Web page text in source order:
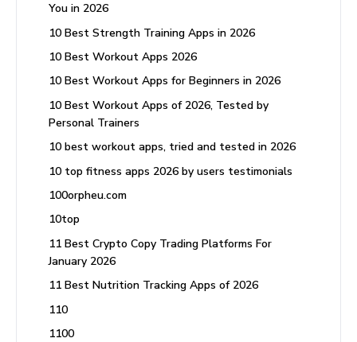
You in 2026
10 Best Strength Training Apps in 2026
10 Best Workout Apps 2026
10 Best Workout Apps for Beginners in 2026
10 Best Workout Apps of 2026, Tested by
Personal Trainers
10 best workout apps, tried and tested in 2026
10 top fitness apps 2026 by users testimonials
100orpheu.com
10top
11 Best Crypto Copy Trading Platforms For
January 2026
11 Best Nutrition Tracking Apps of 2026
110
1100